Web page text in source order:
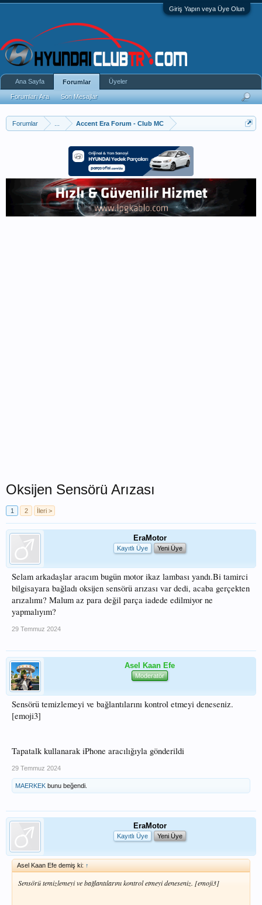
Giriş Yapın veya Üye Olun
Forumlar Accent Era Forum - Club MC
Oksijen Sensörü Arızası
1 2 İleri >
EraMotor
Kayıtlı Üye Yeni Üye
Selam arkadaşlar aracım bugün motor ikaz lambası yandı.Bi tamirci
bilgisayara bağladı oksijen sensörü arızası var dedi, acaba gerçekten
arızalımı? Malum az para değil parça iadede edilmiyor ne
yapmalıyım?
29 Temmuz 2024
Asel Kaan Efe
Moderatör
Sensörü temizlemeyi ve bağlantılarını kontrol etmeyi deneseniz.
[emoji3]
Tapatalk kullanarak iPhone aracılığıyla gönderildi
29 Temmuz 2024
MAERKEK bunu beğendi.
EraMotor
Kayıtlı Üye Yeni Üye
Asel Kaan Efe demiş ki: ↑
Sensörü temizlemeyi ve bağlantılarını kontrol etmeyi deneseniz. [emoji3]
Ana Sayfa Forumlar
Forumları Ara Son Mesajlar
Üyeler